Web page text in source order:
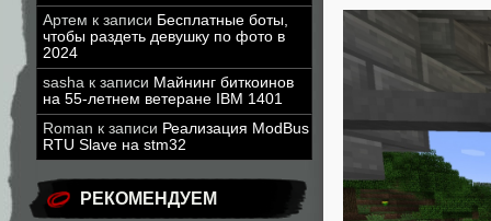
Артем к записи Бесплатные боты,
чтобы раздеть девушку по фото в
2024
sasha к записи Майнинг биткоинов
на 55-летнем ветеране IBM 1401
Roman к записи Реализация ModBus
RTU Slave на stm32
РЕКОМЕНДУЕМ